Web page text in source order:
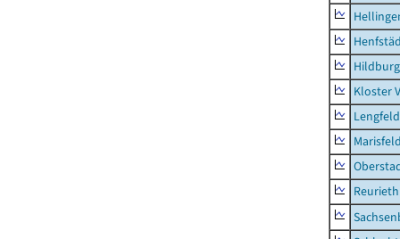
Kloster
Lengfeld
Reurieth